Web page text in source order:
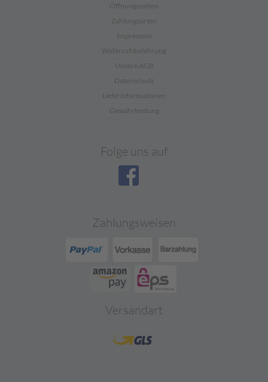
Öffnungszeiten
Zahlungsarten
Impressum
Widerrufsbelehrung
Unsere AGB
Datenschutz
Lieferinformationen
Gewährleistung
Folge uns auf
Zahlungsweisen
Versandart